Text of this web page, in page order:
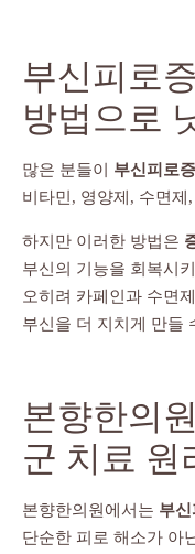
부신피로
방법으로
많은 분들이 부신피로
비타민, 영양제, 수면
하지만 이러한 방법은
부신의 기능을 회복시
오히려 카페인과 수면
부신을 더 지치게 만들
본향한의
군 치료 원
본향한의원에서는 부
단순한 피로 해소가 아